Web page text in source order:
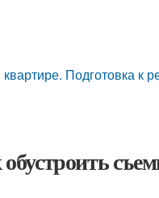
Подготовка к